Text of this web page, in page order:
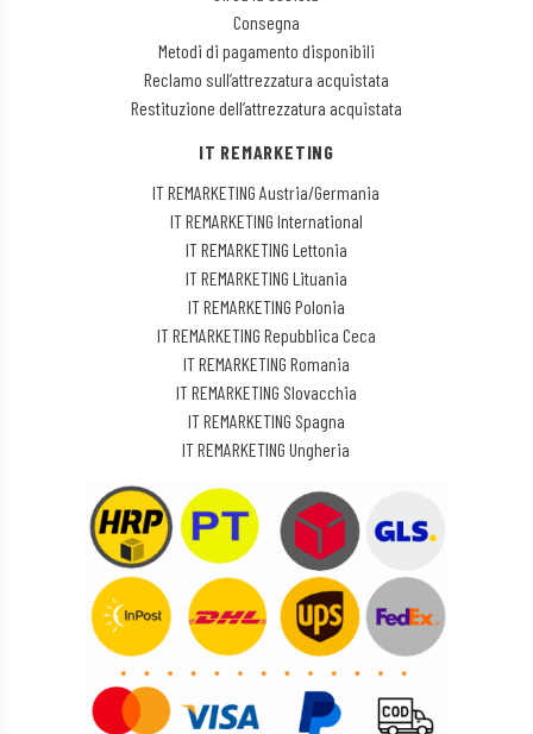
Consegna
Metodi di pagamento disponibili
Reclamo sull’attrezzatura acquistata
Restituzione dell’attrezzatura acquistata
IT REMARKETING
IT REMARKETING Austria/Germania
IT REMARKETING International
IT REMARKETING Lettonia
IT REMARKETING Lituania
IT REMARKETING Polonia
IT REMARKETING Repubblica Ceca
IT REMARKETING Romania
IT REMARKETING Slovacchia
IT REMARKETING Spagna
IT REMARKETING Ungheria